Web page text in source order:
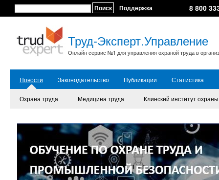
Поиск Поддержка 8 800
Труд-Эксперт.Управление
Онлайн сервис №1 для управления охраной труда в
Новости Законодательство Публикации Статистика
Охрана труда Медицина труда Клинский институт